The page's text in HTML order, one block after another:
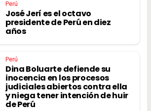
Perú
José Jerí es el octavo
presidente de Perú en diez
años
Perú
Dina Boluarte defiende su
inocencia en los procesos
judiciales abiertos contra ella
y niega tener intención de huir
de Perú